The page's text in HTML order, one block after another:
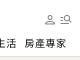
活 房產專家